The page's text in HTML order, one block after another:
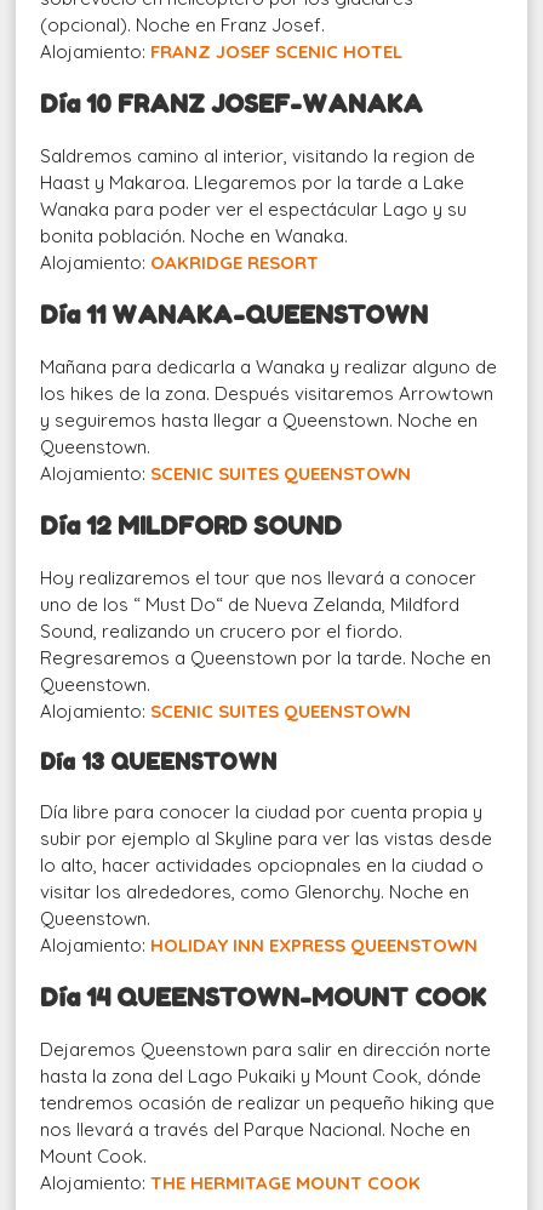
(opcional). Noche en Franz Josef.
Alojamiento: FRANZ JOSEF SCENIC HOTEL
Día 10 FRANZ JOSEF-WANAKA
Saldremos camino al interior, visitando la region de
Haast y Makaroa. Llegaremos por la tarde a Lake
Wanaka para poder ver el espectácular Lago y su
bonita población. Noche en Wanaka.
Alojamiento: OAKRIDGE RESORT
Día 11 WANAKA-QUEENSTOWN
Mañana para dedicarla a Wanaka y realizar alguno de
los hikes de la zona. Después visitaremos Arrowtown
y seguiremos hasta llegar a Queenstown. Noche en
Queenstown.
Alojamiento: SCENIC SUITES QUEENSTOWN
Día 12 MILDFORD SOUND
Hoy realizaremos el tour que nos llevará a conocer
uno de los “ Must Do“ de Nueva Zelanda, Mildford
Sound, realizando un crucero por el fiordo.
Regresaremos a Queenstown por la tarde. Noche en
Queenstown.
Alojamiento: SCENIC SUITES QUEENSTOWN
Día 13 QUEENSTOWN
Día libre para conocer la ciudad por cuenta propia y
subir por ejemplo al Skyline para ver las vistas desde
lo alto, hacer actividades opciopnales en la ciudad o
visitar los alrededores, como Glenorchy. Noche en
Queenstown.
Alojamiento: HOLIDAY INN EXPRESS QUEENSTOWN
Día 14 QUEENSTOWN-MOUNT COOK
Dejaremos Queenstown para salir en dirección norte
hasta la zona del Lago Pukaiki y Mount Cook, dónde
tendremos ocasión de realizar un pequeño hiking que
nos llevará a través del Parque Nacional. Noche en
Mount Cook.
Alojamiento:THE HERMITAGE MOUNT COOK